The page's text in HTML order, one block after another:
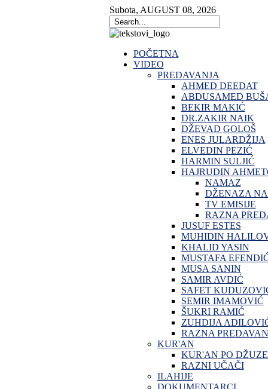
Subota, AUGUST 08, 2026
POČETNA
VIDEO
PREDAVANJA
AHMED DEEDAT
ABDUSAMED
BEKIR MAKIĆ
DR.ZAKIR NAIK
DŽEVAD GOLOŠ
ENES JULARDŽIJA
ELVEDIN PEZIĆ
HARMIN SULJIĆ
HAJRUDIN
NAMAZ
DŽENAZA
TV EMISIJE
RAZNA
JUSUF ESTES
MUHIDIN
KHALID YASIN
MUSTAFA
MUSA SANIN
SAMIR AVDIĆ
SAFET
SEMIR IMAMOVIĆ
ŠUKRI RAMIĆ
ZUHDIJA
RAZNA
KUR'AN
KUR'AN PO
RAZNI UČAČI
ILAHIJE
DOKUMENTARCI